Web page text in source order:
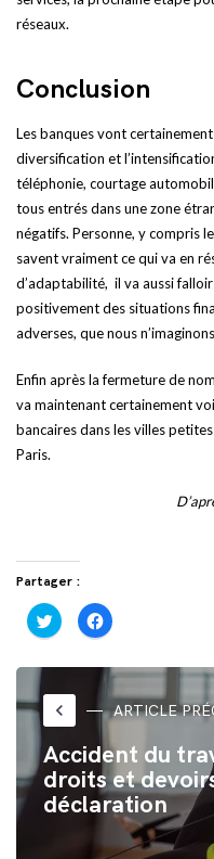
réseaux.
Conclusion
Les banques vont
diversification et
téléphonie, courtage
tous entrés dans une zone
négatifs. Personne, y compris
savent vraiment ce qui va en
d’adaptabilité, il va aussi
positivement des situations
adverses, que nous
Enfin après la fermeture de
va maintenant certainement
bancaires dans les villes
Paris.
Partager :
Cliquez
pour
partager
Twitter(ouvre
une
nouvelle
fenêtre)
Cliquez
pour
partager
Facebook(ouvre
dans
une
nouvelle
fenêtre)
keyboard_arrow_left ARTICLE
Accident du
droits et
déclaration